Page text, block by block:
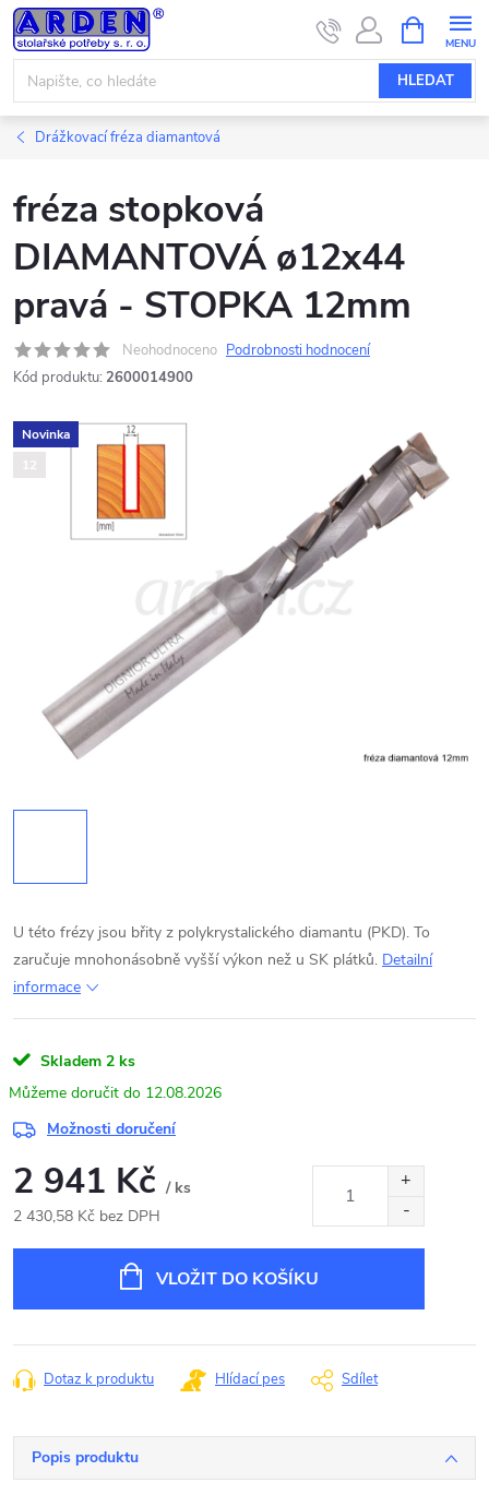
Přejít
na
obsah
HLEDAT
NÁKUPNÍ
KOŠÍK
Drážkovací fréza diamantová
fréza stopková
DIAMANTOVÁ ø12x44
pravá - STOPKA 12mm
Neohodnoceno Podrobnosti hodnocení
Kód produktu: 2600014900
Novinka
12
U této frézy jsou břity z polykrystalického diamantu (PKD). To
zaručuje mnohonásobně vyšší výkon než u SK plátků. Detailní
informace
Skladem 2 ks
12.08.2026
Možnosti doručení
2 941 Kč / ks
2 430,58 Kč bez DPH
VLOŽIT DO KOŠÍKU
Dotaz k produktu Hlídací pes Sdílet
Popis produktu